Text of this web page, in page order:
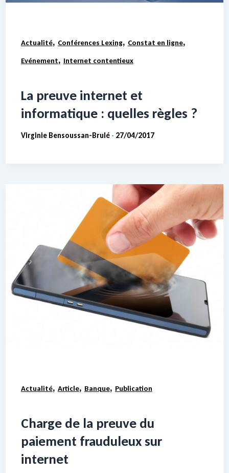
Actualité, Conférences Lexing, Constat en ligne,
Evénement, Internet contentieux
La preuve internet et
informatique : quelles règles ?
Virginie Bensoussan-Brulé - 27/04/2017
Actualité, Article, Banque, Publication
Charge de la preuve du
paiement frauduleux sur
internet